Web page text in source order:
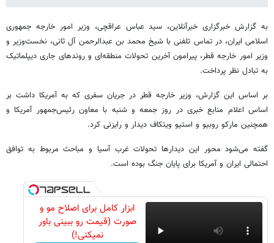
به گزارش خبرگزاری خبرآنلاین، سید عباس عراقچی، وزیر امور خارجه جمهوری
اسلامی ایران، در تماس تلفنی با شیخ محمد بن عبدالرحمن آل ثانی، نخست‌وزیر و
وزیر امور خارجه قطر، پیرامون آخرین تحولات منطقه‌ای و روندهای جاری دیپلماتیک
به تبادل نظر پرداخت.
بر اساس این گزارش، وزیر خارجه قطر در جریان سفری که به آمریکا داشت بر
اساس اعلام منابع خبری در روز جمعه و شنبه با معاون رئیس‌جمهور آمریکا و
همچنین مارکو روبیو و استیو ویتکاف دیدار و رایزنی کرد.
گفته می‌شود محور این دیدارها تحولات غرب آسیا و مباحث مربوط به توافق
احتمالی ایران و آمریکا برای پایان جنگ بوده است.
ابزار کامل برای اصلاح مو و
صورت (قیمت رو ببینی باور
نمیکنی!)